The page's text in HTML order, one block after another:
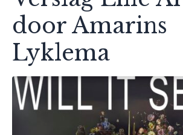
door Amarins
Lyklema